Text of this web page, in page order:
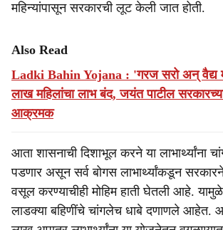
महिन्यांपासून सरकारची लूट केली जात होती.
Also Read
Ladki Bahin Yojana : 'गरज सरो अन् वैद्य
लाख महिलांचा लाभ बंद, जयंत पाटील सरकारच्या
आक्रमक
आता शासनाची दिशाभूल करने या लाभार्थ्यांना
पडणार असून सर्व बोगस लाभार्थ्यांकडून
वसूल करण्याचीही मोहिम हाती घेतली आहे.
लाडक्या बहि‍णींचे चांगलेच धाबे दणाणले आहेत.